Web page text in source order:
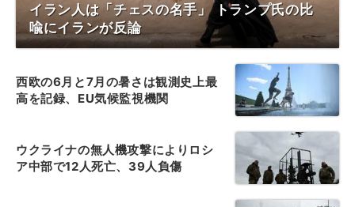
イラン人は「チェスの名手」 トランプ氏の比
喩にイランが反論
西欧の6月と7月の暑さは観測史上最
高を記録、EU気候監視機関
ウクライナの無人機攻撃によりロシ
ア中部で12人死亡、39人負傷